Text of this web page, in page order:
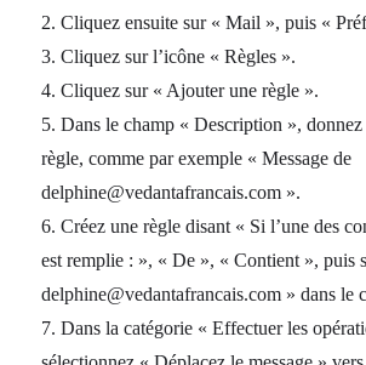
2. Cliquez ensuite sur « Mail », puis «
3. Cliquez sur l’icône « Règles ».
4. Cliquez sur « Ajouter une règle ».
5. Dans le champ « Description »,
règle, comme par exemple « Message de
delphine@vedantafrancais.com ».
6. Créez une règle disant « Si l’une des
est remplie : », « De », « Contient », puis
delphine@vedantafrancais.com » dans le
7. Dans la catégorie « Effectuer les